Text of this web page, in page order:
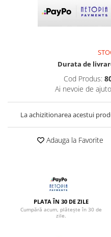
Durata de
Cod Produs:
Ai nevoie de
La achizitionarea acestui
Adauga la Favorite
PLATA ÎN 30 DE ZILE
Cumpără acum, plătește în 30 de
zile.